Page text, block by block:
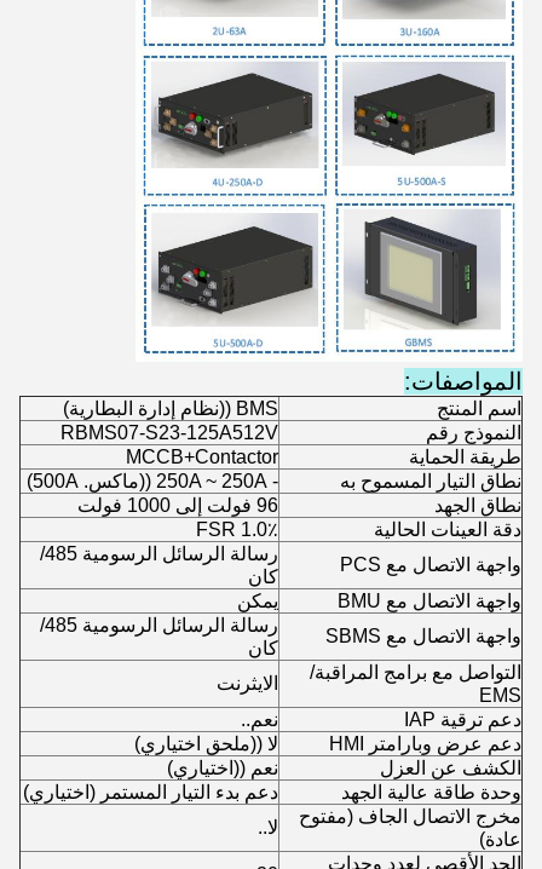
المواصفات:
اسم المنتج
BMS ((نظام إدارة البطارية)
النموذج رقم
RBMS07-S23-125A512V
طريقة الحماية
MCCB+Contactor
نطاق التيار المسموح به
- 250A ~ 250A ((ماكس. 500A)
نطاق الجهد
96 فولت إلى 1000 فولت
دقة العينات الحالية
1.0٪ FSR
واجهة الاتصال مع PCS
رسالة الرسائل الرسومية 485/
كان
واجهة الاتصال مع BMU
يمكن
واجهة الاتصال مع SBMS
رسالة الرسائل الرسومية 485/
كان
التواصل مع برامج المراقبة/
EMS
الايثرنت
دعم ترقية IAP
نعم..
دعم عرض وبارامتر HMI
لا ((ملحق اختياري)
الكشف عن العزل
نعم ((اختياري)
وحدة طاقة عالية الجهد
دعم بدء التيار المستمر (اختياري)
مخرج الاتصال الجاف (مفتوح
عادة)
لا..
الحد الأقصى لعدد وحدات